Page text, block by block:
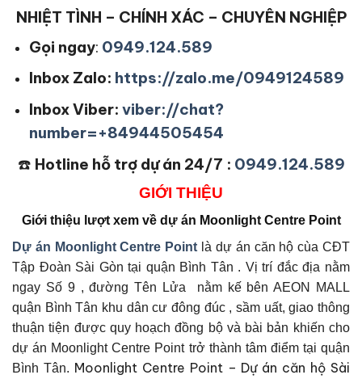
NHIỆT TÌNH – CHÍNH XÁC – CHUYÊN NGHIỆP
Gọi ngay: 0949.124.589
Inbox Zalo: https://zalo.me/0949124589
Inbox Viber: viber://chat?
number=+84944505454
☎️ Hotline hỗ trợ dự án 24/7 : 0949.124.589
GIỚI THIỆU
Giới thiệu lượt xem về dự án Moonlight Centre Point
Dự án Moonlight Centre Point là dự án căn hộ cùa CĐT
Tập Đoàn Sài Gòn tại quận Bình Tân . Vị trí đắc địa nằm
ngay Số 9 , đường Tên Lửa nằm kế bên AEON MALL
quận Bình Tân khu dân cư đông đúc , sầm uất, giao thông
thuận tiện được quy hoạch đồng bộ và bài bản khiến cho
dự án Moonlight Centre Point trở thành tâm điểm tại quận
Bình Tân. Moonlight Centre Point – Dự án căn hộ Sài